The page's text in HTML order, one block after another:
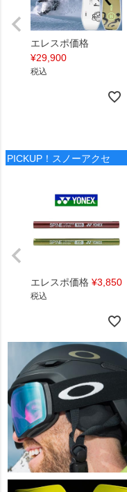
エレスポ価格
¥29,900
税込
PICKUP！スノーアクセ
エレスポ価格 ¥3,850
税込